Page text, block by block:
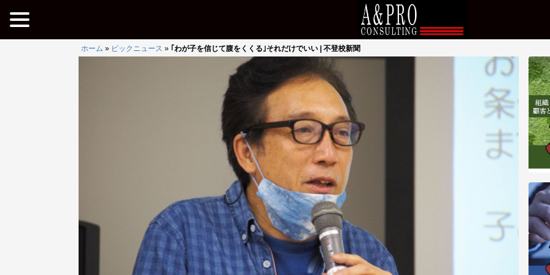
ホーム » ピックニュース » ｢わが子を信じて腹をくくる｣それだけでいい | 不登校新聞